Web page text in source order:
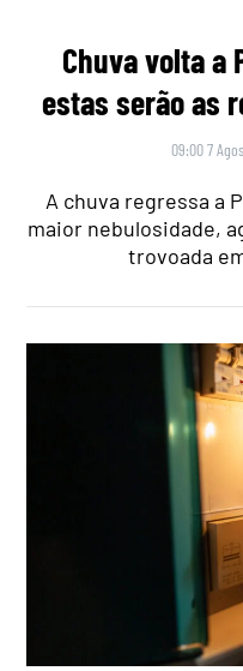
Chuva volta a
estas serão as
09:00 7
A chuva regressa a
maior nebulosidade,
trovoada